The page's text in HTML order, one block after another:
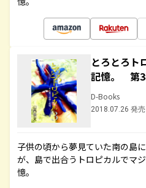
とろとろ
記憶。 第
D-Books
2018.07.26 発売
子供の頃から夢見ていた南の島
が、島で出合うトロピカルでマ
憶。